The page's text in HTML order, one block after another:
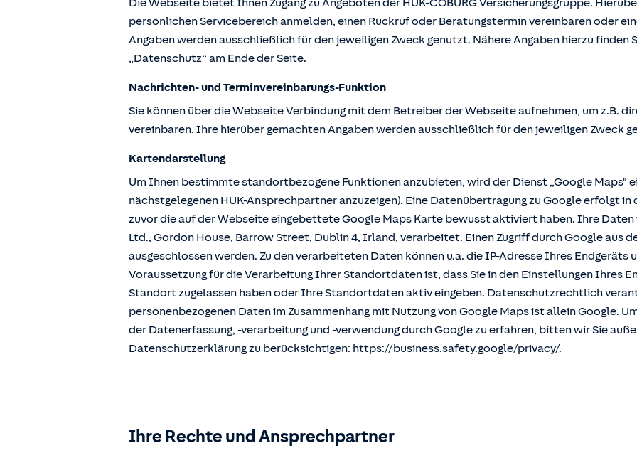
Die Webseite bietet Ihnen Zugang zu Angeboten der HUK-COBURG Versicherungsgruppe.
persönlichen Servicebereich anmelden, einen Rückruf oder Beratungstermin vereinbaren oder
Angaben werden ausschließlich für den jeweiligen Zweck genutzt. Nähere Angaben hierzu finden
„Datenschutz“ am Ende der Seite.
Nachrichten- und Terminvereinbarungs-Funktion
Sie können über die Webseite Verbindung mit dem Betreiber der Webseite aufnehmen, um z.B.
vereinbaren. Ihre hierüber gemachten Angaben werden ausschließlich für den jeweiligen Zweck
Kartendarstellung
Um Ihnen bestimmte standortbezogene Funktionen anzubieten, wird der Dienst „Google Maps"
nächstgelegenen HUK-Ansprechpartner anzuzeigen). Eine Datenübertragung zu Google erfolgt in
zuvor die auf der Webseite eingebettete Google Maps Karte bewusst aktiviert haben. Ihre
Ltd., Gordon House, Barrow Street, Dublin 4, Irland, verarbeitet. Einen Zugriff durch Google aus
ausgeschlossen werden. Zu den verarbeiteten Daten können u.a. die IP-Adresse Ihres
Voraussetzung für die Verarbeitung Ihrer Standortdaten ist, dass Sie in den Einstellungen Ihres
Standort zugelassen haben oder Ihre Standortdaten aktiv eingeben. Datenschutzrechtlich
personenbezogenen Daten im Zusammenhang mit Nutzung von Google Maps ist allein Google.
der Datenerfassung, -verarbeitung und -verwendung durch Google zu erfahren, bitten wir Sie
Datenschutzerklärung zu berücksichtigen: https://business.safety.google/privacy/.
Ihre Rechte und Ansprechpartner